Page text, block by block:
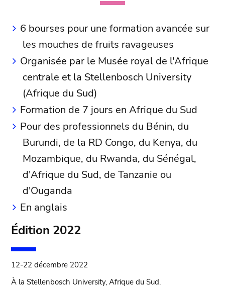
6 bourses pour une formation avancée sur
les mouches de fruits ravageuses
Organisée par le Musée royal de l'Afrique
centrale et la Stellenbosch University
(Afrique du Sud)
Formation de 7 jours en Afrique du Sud
Pour des professionnels du Bénin, du
Burundi, de la RD Congo, du Kenya, du
Mozambique, du Rwanda, du Sénégal,
d'Afrique du Sud, de Tanzanie ou
d'Ouganda
En anglais
Édition 2022
12-22 décembre 2022
À la Stellenbosch University, Afrique du Sud.